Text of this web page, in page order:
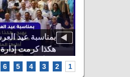
بمناسبة عيد
هكذا كرمت
الخامس أطرها
1
2
3
4
5
6